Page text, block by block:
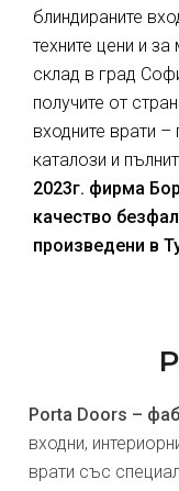
блиндираните
техните цени и
склад в град
получите от
входните врати
каталози и
2023г. фирма
качество
произведени в
Porta Doors –
входни,
врати със